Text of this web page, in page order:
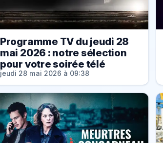
Programme TV du jeudi 28
mai 2026 : notre sélection
pour votre soirée télé
jeudi 28 mai 2026 à 09:38